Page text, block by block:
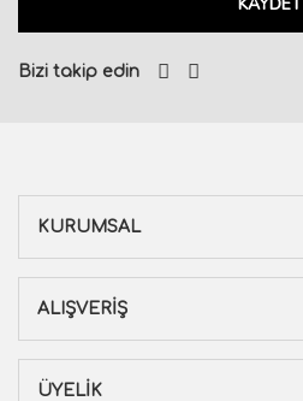
Bizi takip edin
KURUMSAL
ALIŞVERİŞ
ÜYELİK